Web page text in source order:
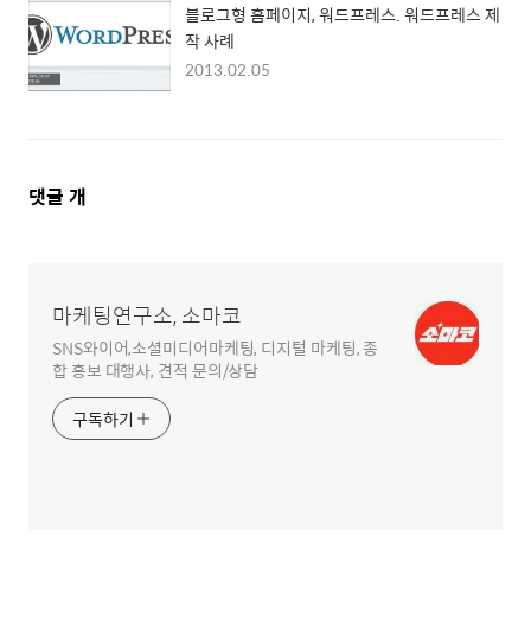
블로그형 홈페이지, 워드프레스. 워드프레스 제
작 사례
2013.02.05
댓
댓글 개
마케팅연구소, 소마코
SNS와이어,소셜미디어마케팅, 디지털 마케팅, 종
합 홍보 대행사, 견적 문의/상담
구독하기